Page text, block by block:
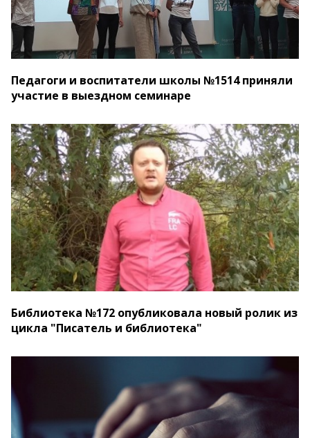
Педагоги и воспитатели школы №1514 приняли
участие в выездном семинаре
Библиотека №172 опубликовала новый ролик из
цикла "Писатель и библиотека"